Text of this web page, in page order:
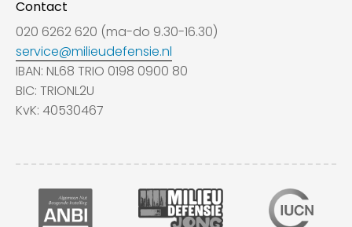
Contact
020 6262 620 (ma-do 9.30-16.30)
service@milieudefensie.nl
IBAN: NL68 TRIO 0198 0900 80
BIC: TRIONL2U
KvK: 40530467